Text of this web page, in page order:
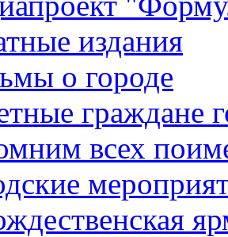
издания
о городе
граждане
всех